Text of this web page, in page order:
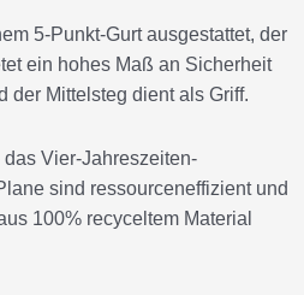
5-Punkt-Gurt ausgestattet, der
ein hohes Maß an Sicherheit
der Mittelsteg dient als Griff.
Vier-Jahreszeiten-
sind ressourceneffizient und
100% recyceltem Material